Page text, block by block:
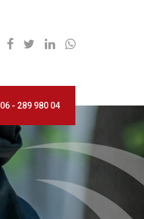
06 - 289 980 04